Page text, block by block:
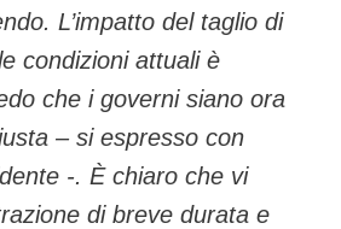
L’impatto del taglio di
condizioni attuali è
che i governi siano ora
– si espresso con
-. È chiaro che vi
di breve durata e